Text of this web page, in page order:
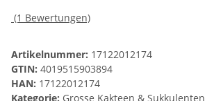
(1 Bewertungen)
Artikelnummer: 17122012174
GTIN: 4019515903894
HAN: 17122012174
Kategorie: Grosse Kakteen & Sukkulenten